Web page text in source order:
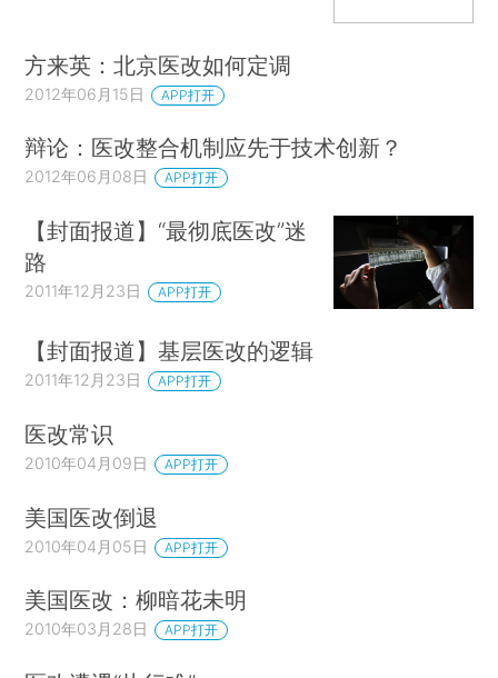
方来英：北京医改如何定调
2012年06月15日 APP打开
辩论：医改整合机制应先于技术创新？
2012年06月08日 APP打开
【封面报道】“最彻底医改”迷
路
2011年12月23日 APP打开
【封面报道】基层医改的逻辑
2011年12月23日 APP打开
医改常识
2010年04月09日 APP打开
美国医改倒退
2010年04月05日 APP打开
美国医改：柳暗花未明
2010年03月28日 APP打开